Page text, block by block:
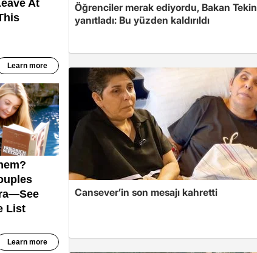
Öğrenciler merak ediyordu, Bakan Tekin
yanıtladı: Bu yüzden kaldırıldı
Cansever’in son mesajı kahretti